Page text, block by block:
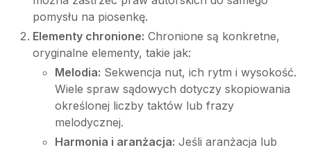
pomysłu na piosenkę.
Elementy chronione: Chronione są konkretne,
oryginalne elementy, takie jak:
Melodia: Sekwencja nut, ich rytm i wysokość.
Wiele spraw sądowych dotyczy skopiowania
określonej liczby taktów lub frazy
melodycznej.
Harmonia i aranżacja: Jeśli aranżacja lub